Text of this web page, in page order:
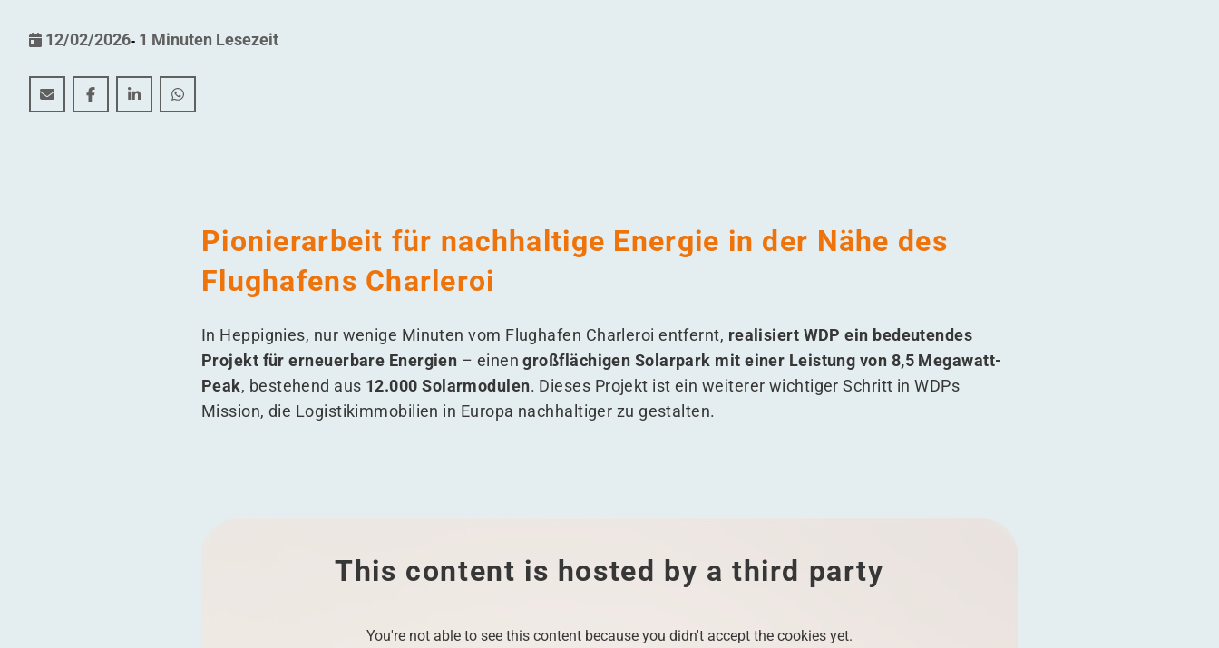
12/02/2026- 1 Minuten Lesezeit
Die Energie der Zukunft strahlt in Heppignies: WDP errichtet ein groß angelegtes Solarprojekt
Die Energie der Zukunft strahlt in Heppignies: WDP errichtet ein groß angelegtes Solarprojekt
Die Energie der Zukunft strahlt in Heppignies: WDP errichtet ein groß angelegtes Solarprojekt
Die Energie der Zukunft strahlt in Heppignies: WDP errichtet ein groß angelegtes Solarprojekt
Pionierarbeit für nachhaltige Energie in der Nähe des
Flughafens Charleroi
In Heppignies, nur wenige Minuten vom Flughafen Charleroi entfernt, realisiert WDP ein bedeutendes
Projekt für erneuerbare Energien – einengroßflächigen Solarpark mit einer Leistung von 8,5 Megawatt-
Peak, bestehend aus 12.000 Solarmodulen. Dieses Projekt ist ein weiterer wichtiger Schritt in WDPs
Mission, die Logistikimmobilien in Europa nachhaltiger zu gestalten.
This content is hosted by a third party
You're not able to see this content because you didn't accept the cookies yet.